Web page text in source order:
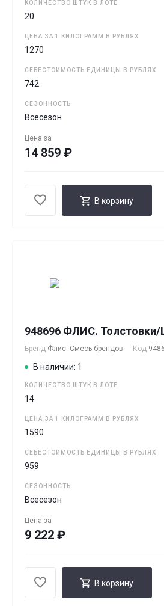
КОЛИЧЕСТВО ШТУК В ЛОТЕ
20
ЦЕНА ЗА 1 КИЛОГРАММ В РУБЛЯХ
1270
СЕБЕСТОИМОСТЬ ЕДИНИЦЫ В РУБЛЯХ
742
СЕЗОННОСТЬ
Всесезон
Цена за
14 859 ₽
В корзину
948696 ФЛИС.
Бренд Флис. Смесь брендов Код
В наличии: 1
КОЛИЧЕСТВО ШТУК В ЛОТЕ
14
ЦЕНА ЗА 1 КИЛОГРАММ В РУБЛЯХ
1590
СЕБЕСТОИМОСТЬ ЕДИНИЦЫ В РУБЛЯХ
959
СЕЗОННОСТЬ
Всесезон
Цена за
9 222 ₽
В корзину